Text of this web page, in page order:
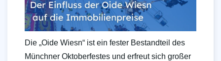
Die „Oide Wiesn“ ist ein fester Bestandteil des
Münchner Oktoberfestes und erfreut sich großer